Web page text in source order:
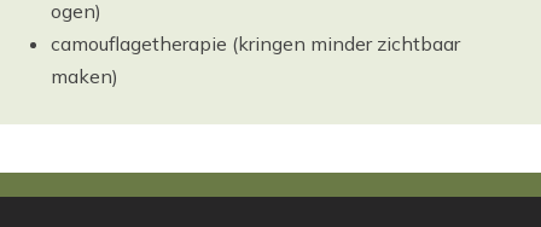
ogen)
camouflagetherapie (kringen minder zichtbaar
maken)